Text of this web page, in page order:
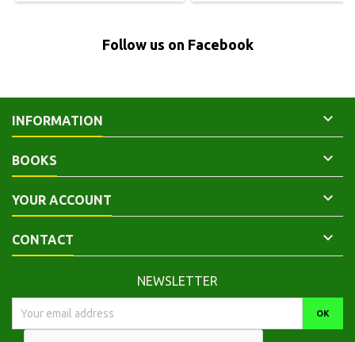
légèrement frottés, haut de
titre, filet et monogramme
Follow us on Facebook
INFORMATION 
BOOKS 
YOUR ACCOUNT 
CONTACT 
NEWSLETTER